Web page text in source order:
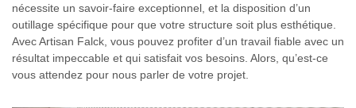
nécessite un savoir-faire exceptionnel, et la disposition d’un
outillage spécifique pour que votre structure soit plus esthétique.
Avec Artisan Falck, vous pouvez profiter d’un travail fiable avec un
résultat impeccable et qui satisfait vos besoins. Alors, qu’est-ce
vous attendez pour nous parler de votre projet.